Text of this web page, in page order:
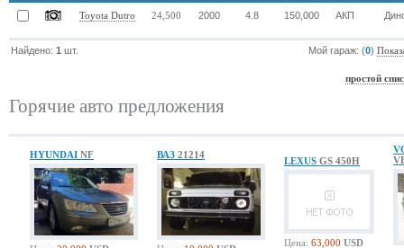
Toyota Dutro 24,500 2000 4.8 150,000 АКП
Найдено:1 шт. Мой гараж: (0)
простой
Горячие авто предложения
HYUNDAI NF ВАЗ 21214
LEXUS GS 450H
Цена: 63,000 USD